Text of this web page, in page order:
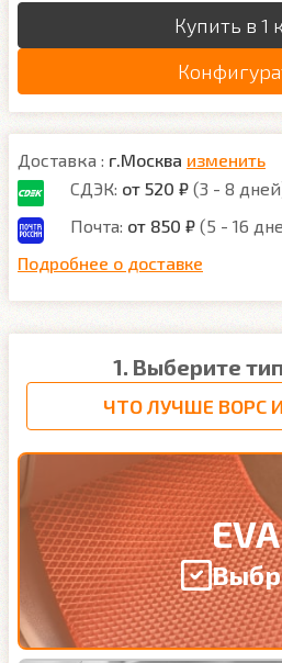
Купить в 1
Доставка : г.Москва изменить
СДЭК: от 520 ₽ (3 - 8
Почта: от 850 ₽ (5 - 16
Подробнее о доставке
1. Выберите
ЧТО ЛУЧШЕ ВОРС
EVA